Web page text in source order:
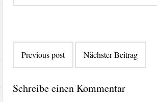
Previous post Nächster Beitrag
Schreibe einen Kommentar